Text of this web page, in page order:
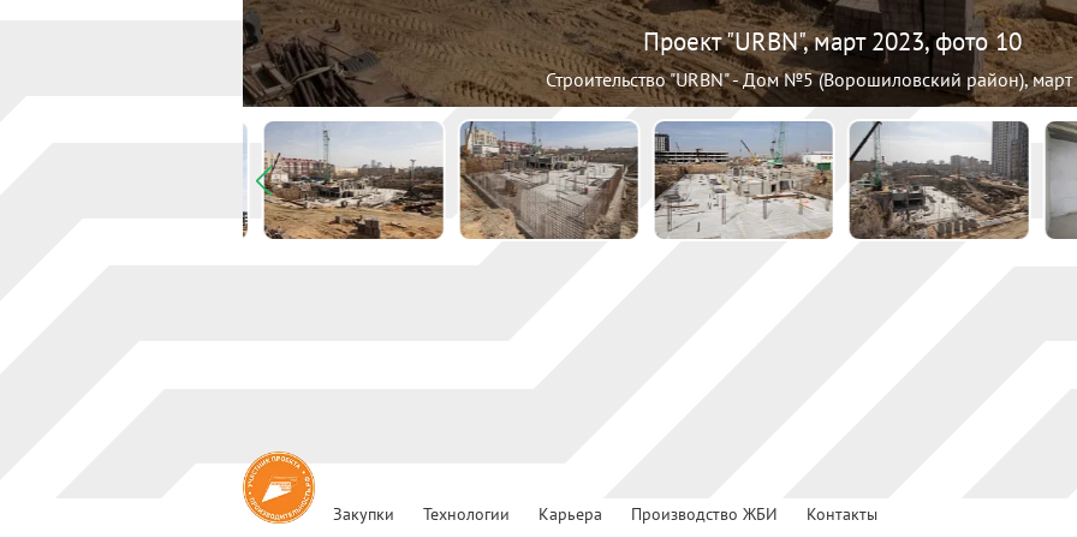
Проект "URBN", март 2023, фото 10
Строительство "URBN" - Дом №5 (Ворошиловский район),
Закупки Технологии Карьера Производство ЖБИ Контакты